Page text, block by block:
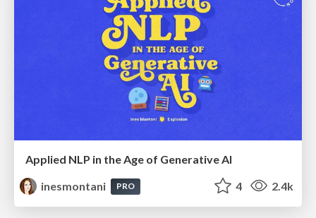
Applied NLP in the Age of Generative AI
inesmontani
PRO 4 2.4k